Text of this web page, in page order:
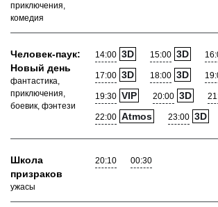
приключения,
комедия
Человек-паук:
Новый день
фантастика,
приключения,
боевик, фэнтези
14:00 3D 15:00 3D
17:00 3D 18:00 3D
19:30 VIP 20:00 3D
22:00 Atmos 23:00 3D
Школа
призраков
ужасы
20:10 00:30